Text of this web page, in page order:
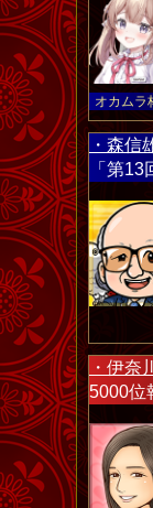
オカムラ
・森信
「第13
・伊奈
5000位